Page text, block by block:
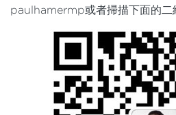
paulhamermp或者掃描下面的二